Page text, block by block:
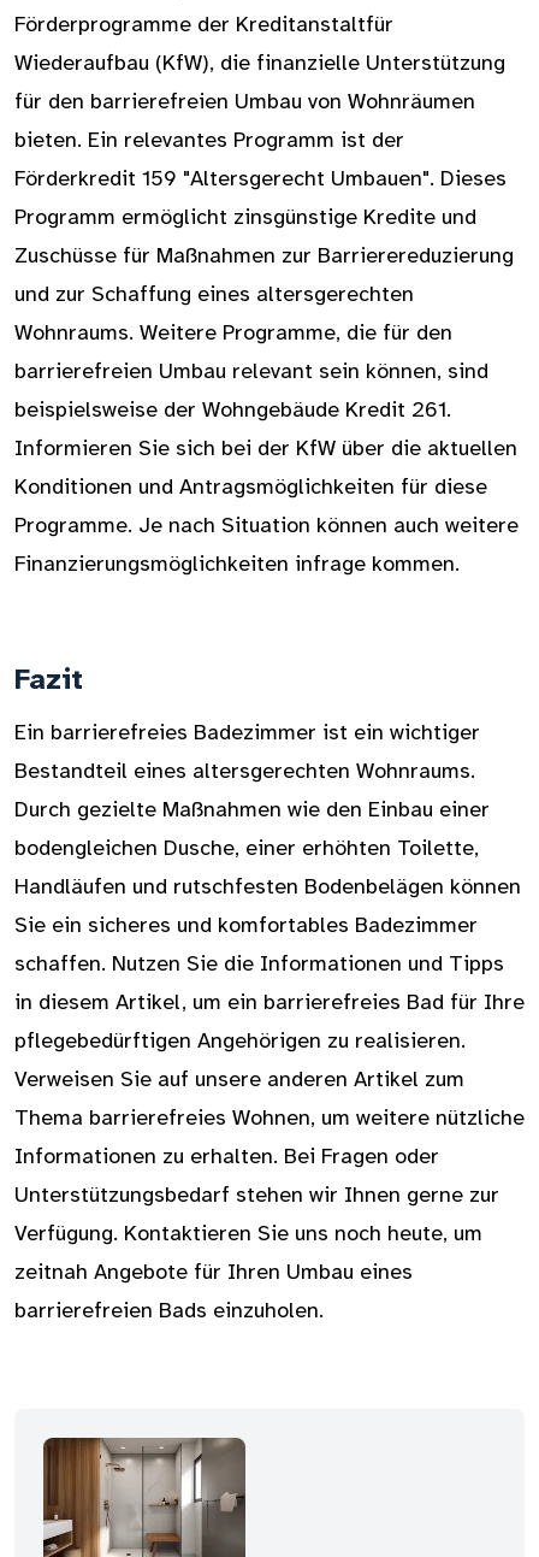
Förderprogramme der Kreditanstaltfür
Wiederaufbau (KfW), die finanzielle Unterstützung
für den barrierefreien Umbau von Wohnräumen
bieten. Ein relevantes Programm ist der
Förderkredit 159 "Altersgerecht Umbauen". Dieses
Programm ermöglicht zinsgünstige Kredite und
Zuschüsse für Maßnahmen zur Barrierereduzierung
und zur Schaffung eines altersgerechten
Wohnraums. Weitere Programme, die für den
barrierefreien Umbau relevant sein können, sind
beispielsweise der Wohngebäude Kredit 261.
Informieren Sie sich bei der KfW über die aktuellen
Konditionen und Antragsmöglichkeiten für diese
Programme. Je nach Situation können auch weitere
Finanzierungsmöglichkeiten infrage kommen.
Fazit
Ein barrierefreies Badezimmer ist ein wichtiger
Bestandteil eines altersgerechten Wohnraums.
Durch gezielte Maßnahmen wie den Einbau einer
bodengleichen Dusche, einer erhöhten Toilette,
Handläufen und rutschfesten Bodenbelägen können
Sie ein sicheres und komfortables Badezimmer
schaffen. Nutzen Sie die Informationen und Tipps
in diesem Artikel, um ein barrierefreies Bad für Ihre
pflegebedürftigen Angehörigen zu realisieren.
Verweisen Sie auf unsere anderen Artikel zum
Thema barrierefreies Wohnen, um weitere nützliche
Informationen zu erhalten. Bei Fragen oder
Unterstützungsbedarf stehen wir Ihnen gerne zur
Verfügung. Kontaktieren Sie uns noch heute, um
zeitnah Angebote für Ihren Umbau eines
barrierefreien Bads einzuholen.